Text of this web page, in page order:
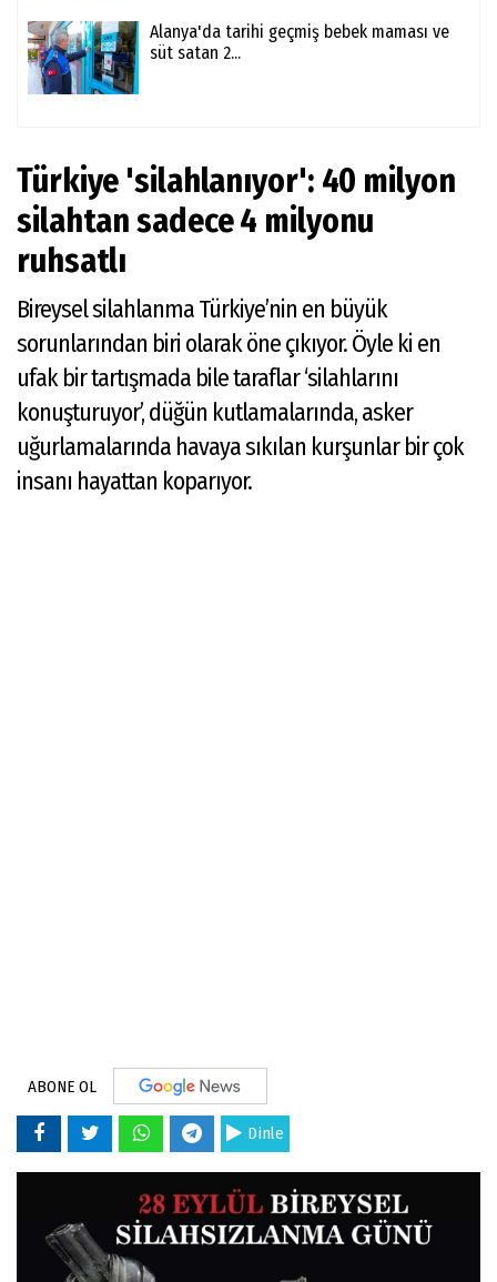
Alanya'da tarihi geçmiş bebek maması ve
süt satan 2...
Türkiye 'silahlanıyor': 40 milyon
silahtan sadece 4 milyonu
ruhsatlı
Bireysel silahlanma Türkiye’nin en büyük
sorunlarından biri olarak öne çıkıyor. Öyle ki en
ufak bir tartışmada bile taraflar ‘silahlarını
konuşturuyor’, düğün kutlamalarında, asker
uğurlamalarında havaya sıkılan kurşunlar bir çok
insanı hayattan koparıyor.
ABONE OL
Dinle